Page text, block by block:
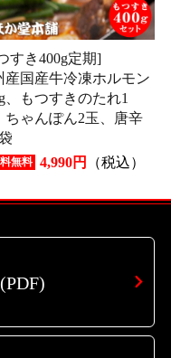
すき400g定期]
産国産牛冷凍ホルモン
、もつすきのたれ1
ちゃんぽん2玉、唐辛
無料 4,990円 （税込）